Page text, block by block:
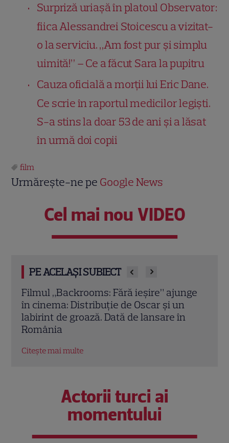
Surpriză uriașă în platoul Observator:
fiica Alessandrei Stoicescu a vizitat-
o la serviciu. „Am fost pur și simplu
uimită!” – Ce a făcut Sara la pupitru
Cauza oficială a morții lui Eric Dane.
Ce scrie în raportul medicilor legiști.
S-a stins la doar 53 de ani și a lăsat
în urmă doi copii
film
Urmărește-ne pe Google News
Cel mai nou VIDEO
PE ACELAȘI SUBIECT
„FUZE: Diversiune explozivă”. Aaron
Taylor-Johnson, Theo James și Dragoș
Bucur într-un thriller spectaculos. Ce rol
are actorul român
Citește mai multe
Actorii turci ai
momentului